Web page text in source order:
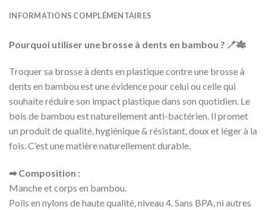
INFORMATIONS COMPLÉMENTAIRES
Pourquoi utiliser une brosse à dents en bambou ? 🪥🎋
Troquer sa brosse à dents en plastique contre une brosse à
dents en bambou est une évidence pour celui ou celle qui
souhaite réduire son impact plastique dans son quotidien. Le
bois de bambou est naturellement anti-bactérien. Il promet
un produit de qualité, hygiénique & résistant, doux et léger à la
fois. C’est une matière naturellement durable.
➡ Composition :
Manche et corps en bambou.
Poils en nylons de haute qualité, niveau 4. Sans BPA, ni autres